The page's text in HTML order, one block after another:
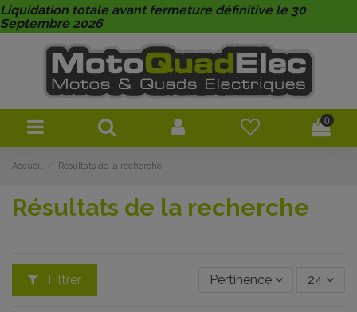
Liquidation totale avant fermeture définitive le 30
Septembre 2026
0
Accueil Résultats de la recherche
Résultats de la recherche
Filtrer Pertinence 24